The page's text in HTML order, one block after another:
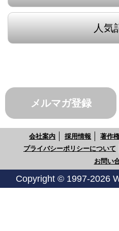
人気
メルマガ登録
会社案内 採用情報 著作
プライバシーポリシーについて
お問い
Copyright © 1997-2026